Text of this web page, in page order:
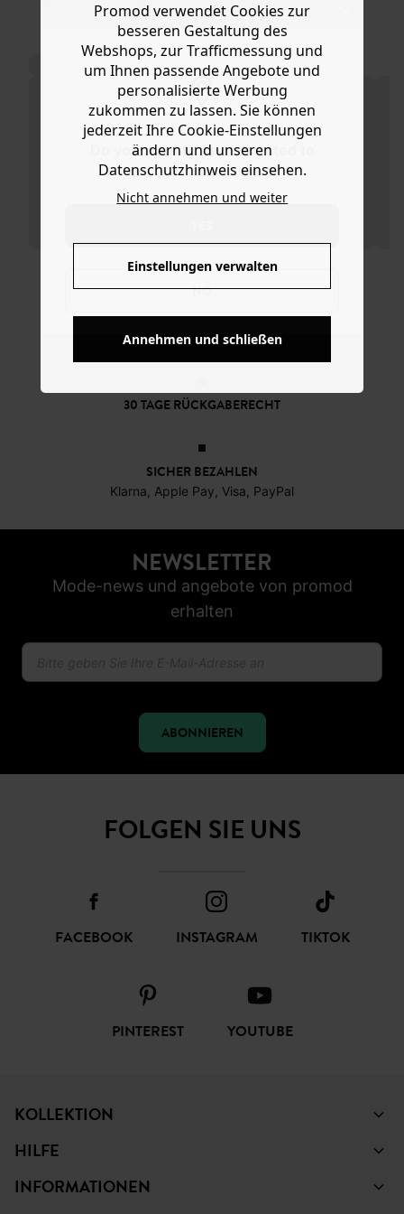
Do you want to be redirected to
www.promod.com ?
NO
Ware die Artikel zurückzuschicken oder umzutauschen.
Jeans, Shorts oder einem Rock. Das Modell ist gerade
geschnitten mit rundem Kragen, sehr kurzem Arm,
geradem Saum und Printmotiv auf der Brust. Enthält
Baumwolle aus biologischem Anbau, die zum Schutz der
Biodiversität ohne Pestizide, Kunstdünger oder
Gentechnologie angebaut wird.
KOSTENFREIE LIEFERUNG
Ab 60€*
30 TAGE RÜCKGABERECHT
SICHER BEZAHLEN
Klarna, Apple Pay, Visa, PayPal
NEWSLETTER
Mode-news und angebote von promod
erhalten
ABONNIEREN
FOLGEN SIE UNS
FACEBOOK INSTAGRAM TIKTOK
PINTEREST YOUTUBE
KOLLEKTION
HILFE
INFORMATIONEN
Promod verwendet Cookies zur
besseren Gestaltung des
Webshops, zur Trafficmessung und
um Ihnen passende Angebote und
personalisierte Werbung
zukommen zu lassen. Sie können
jederzeit Ihre Cookie-Einstellungen
ändern und unseren
Datenschutzhinweis einsehen.
Nicht annehmen und weiter
Einstellungen verwalten
Annehmen und schließen